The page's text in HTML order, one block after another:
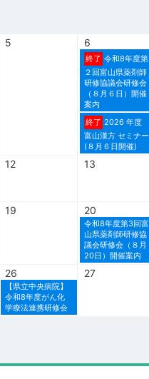
5 6
終了 令和8年度第
２回富山県薬剤師
研修協議会研修会
（８月６日）開催
案内
終了 2026 年度
富山漢方 セミナー
(８月６日開催)
12 13
19 20
令和8年度第3回富
山県薬剤師研修協
議会研修会（８月
20日）開催案内
26
【県立中央病院】
令和8年度がん化
学療法連携研修会
27